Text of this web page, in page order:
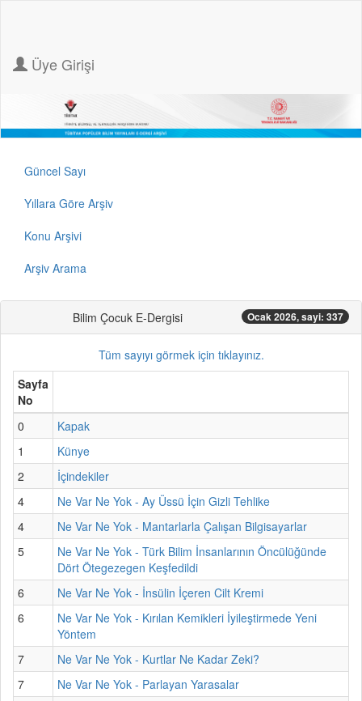
Üye Girişi
Güncel Sayı
Yıllara Göre Arşiv
Konu Arşivi
Arşiv Arama
Bilim Çocuk E-Dergisi Ocak 2026, sayi: 337
Tüm sayıyı görmek için tıklayınız.
Sayfa
No
0
Kapak
1
Künye
2
İçindekiler
4
Ne Var Ne Yok - Ay Üssü İçin Gizli Tehlike
4
Ne Var Ne Yok - Mantarlarla Çalışan Bilgisayarlar
5
Ne Var Ne Yok - Türk Bilim İnsanlarının Öncülüğünde
Dört Ötegezegen Keşfedildi
6
Ne Var Ne Yok - İnsülin İçeren Cilt Kremi
6
Ne Var Ne Yok - Kırılan Kemikleri İyileştirmede Yeni
Yöntem
7
Ne Var Ne Yok - Kurtlar Ne Kadar Zeki?
7
Ne Var Ne Yok - Parlayan Yarasalar